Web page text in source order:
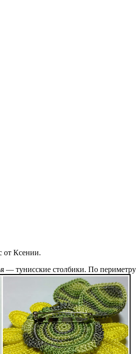
от Ксении.
— тунисские столбики. По